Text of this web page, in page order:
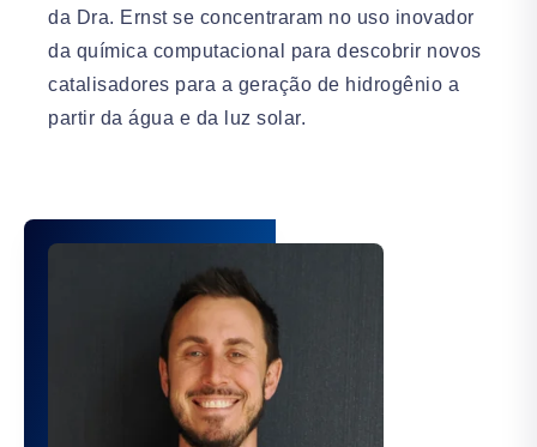
da Dra. Ernst se concentraram no uso inovador
da química computacional para descobrir novos
catalisadores para a geração de hidrogênio a
partir da água e da luz solar.